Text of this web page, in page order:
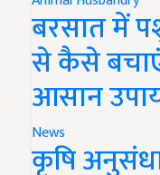
बरसात में
से कैसे
आसान
News
कृषि